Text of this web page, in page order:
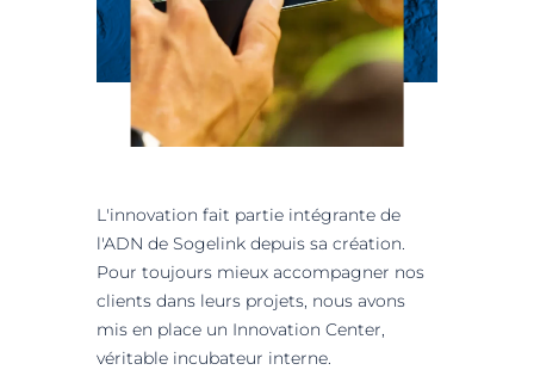
les acquisitions photogrammétriques de
masse avec le mobile mapping, etc.
L'innovation fait partie intégrante de
l'ADN de Sogelink depuis sa création.
Pour toujours mieux accompagner nos
clients dans leurs projets, nous avons
mis en place un Innovation Center,
véritable incubateur interne.